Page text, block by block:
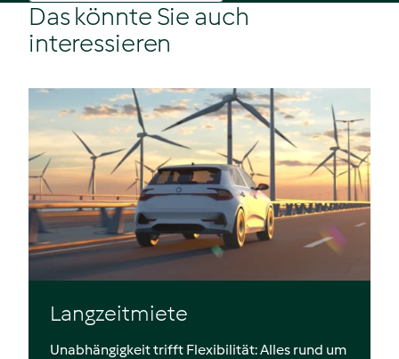
Das könnte Sie auch
interessieren
Langzeitmiete
Unabhängigkeit trifft Flexibilität: Alles rund um